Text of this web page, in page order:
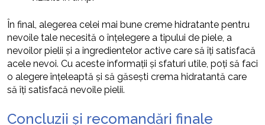
În final, alegerea celei mai bune creme hidratante pentru
nevoile tale necesită o înțelegere a tipului de piele, a
nevoilor pielii și a ingredientelor active care să îți satisfacă
acele nevoi. Cu aceste informații și sfaturi utile, poți să faci
o alegere înțeleaptă și să găsești crema hidratantă care
să îți satisfacă nevoile pielii.
Concluzii și recomandări finale